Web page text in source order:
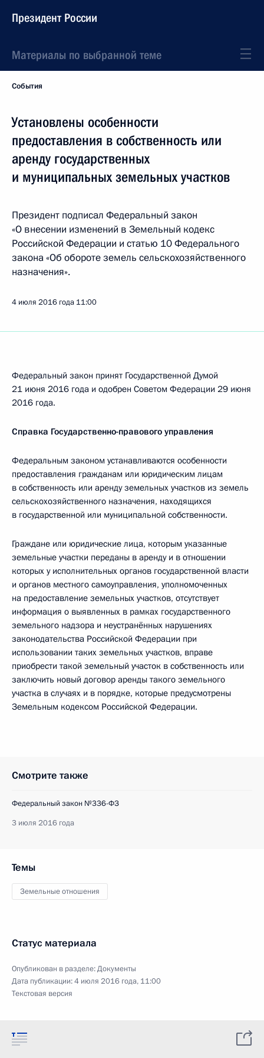
Президент России
Материалы по выбранной теме
События
Установлены особенности
предоставления в собственность или
аренду государственных
и муниципальных земельных участков
Президент подписал Федеральный закон
«О внесении изменений в Земельный кодекс
Российской Федерации и статью 10 Федерального
закона «Об обороте земель сельскохозяйственного
назначения».
4 июля 2016 года 11:00
Федеральный закон принят Государственной Думой
21 июня 2016 года и одобрен Советом Федерации 29 июня
2016 года.
Справка Государственно-правового управления
Федеральным законом устанавливаются особенности
предоставления гражданам или юридическим лицам
в собственность или аренду земельных участков из земель
сельскохозяйственного назначения, находящихся
в государственной или муниципальной собственности.
Граждане или юридические лица, которым указанные
земельные участки переданы в аренду и в отношении
которых у исполнительных органов государственной власти
и органов местного самоуправления, уполномоченных
на предоставление земельных участков, отсутствует
информация о выявленных в рамках государственного
земельного надзора и неустранённых нарушениях
законодательства Российской Федерации при
использовании таких земельных участков, вправе
приобрести такой земельный участок в собственность или
заключить новый договор аренды такого земельного
участка в случаях и в порядке, которые предусмотрены
Земельным кодексом Российской Федерации.
Смотрите также
Федеральный закон №336-ФЗ
3 июля 2016 года
Темы
Земельные отношения
Статус материала
Опубликован в разделе:Документы
Дата публикации:4 июля 2016 года, 11:00
Текстовая версия